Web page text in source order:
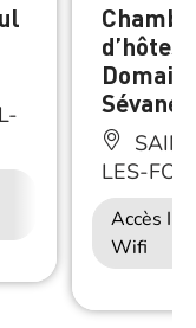
Internet
d’hôtes
Sévanes
LES-
Accès
Wifi